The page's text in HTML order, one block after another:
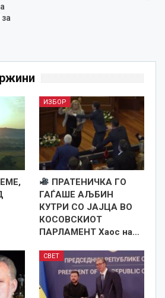
ИЗБОР
ПРАТЕНИЧКА ГО
ГАЃАШЕ АЉБИН
КУТРИ СО ЈАЈЦА ВО
КОСОВСКИОТ
ПАРЛАМЕНТ Хаос на…
СВЕТ